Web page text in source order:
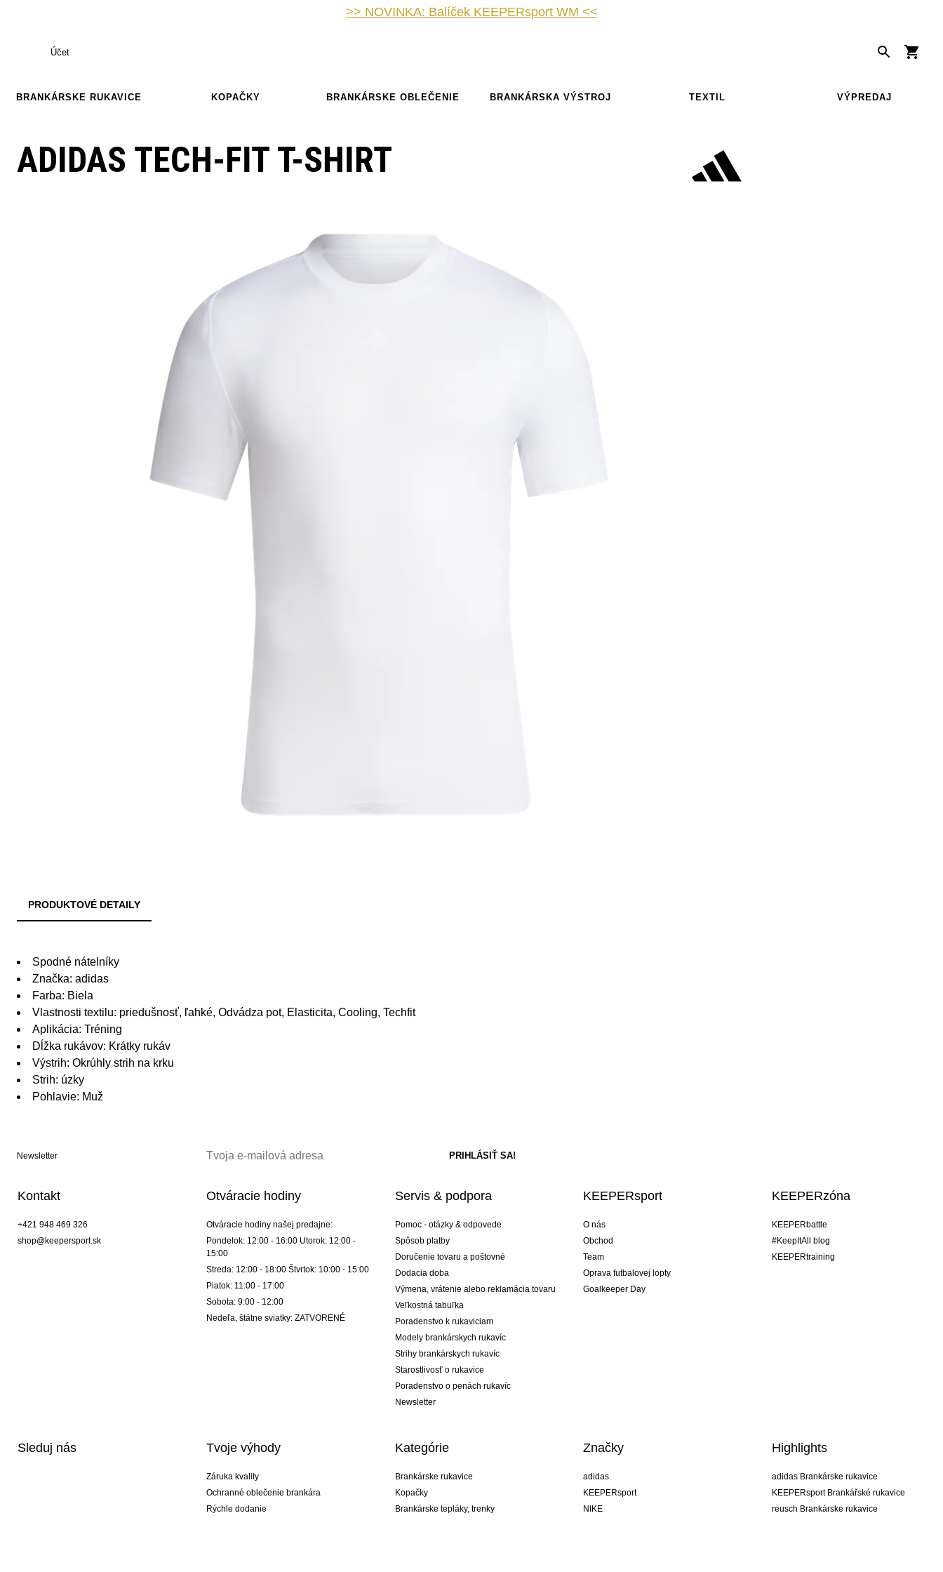
>> NOVINKA: Balíček KEEPERsport WM <<
Účet
BRANKÁRSKE RUKAVICE KOPAČKY BRANKÁRSKE OBLEČENIE BRANKÁRSKA VÝSTROJ TEXTIL VÝPREDAJ
ADIDAS TECH-FIT T-SHIRT
PRODUKTOVÉ DETAILY
Spodné nátelníky
Značka: adidas
Farba: Biela
Vlastnosti textilu: priedušnosť, ľahké, Odvádza pot, Elasticita, Cooling, Techfit
Aplikácia: Tréning
Dĺžka rukávov: Krátky rukáv
Výstrih: Okrúhly strih na krku
Strih: úzky
Pohlavie: Muž
Newsletter
Kontakt
+421 948 469 326
shop@keepersport.sk
Otváracie hodiny
Otváracie hodiny našej predajne:
Pondelok: 12:00 - 16:00 Utorok: 12:00 -
15:00
Streda: 12:00 - 18:00 Štvrtok: 10:00 - 15:00
Piatok: 11:00 - 17:00
Sobota: 9:00 - 12:00
Nedeľa, štátne sviatky: ZATVORENÉ
Servis & podpora
Pomoc - otázky & odpovede
Spôsob platby
Doručenie tovaru a poštovné
Dodacia doba
Výmena, vrátenie alebo reklamácia tovaru
Veľkostná tabuľka
Poradenstvo k rukaviciam
Modely brankárskych rukavíc
Strihy brankárskych rukavíc
Starostlivosť o rukavice
Poradenstvo o penách rukavíc
Newsletter
KEEPERsport
O nás
Obchod
Team
Oprava futbalovej lopty
Goalkeeper Day
KEEPERzóna
KEEPERbattle
#KeepItAll blog
KEEPERtraining
Sleduj nás Tvoje výhody
Záruka kvality
Ochranné oblečenie brankára
Rýchle dodanie
Kategórie
Brankárske rukavice
Kopačky
Brankárske tepláky, trenky
Značky
adidas
KEEPERsport
NIKE
Highlights
adidas Brankárske rukavice
KEEPERsport Brankářské rukavice
reusch Brankárske rukavice